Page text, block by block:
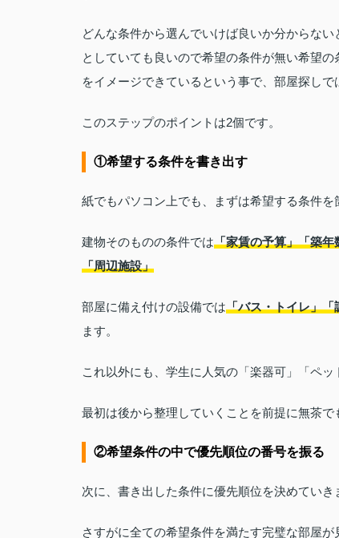
どんな条件から選んでいけば良いか分からな
としていても良いので希望の条件が無い希望
をイメージできているという事で、部屋探しで
このステップのポイントは2個です。
①希望する条件を書き出す
紙でもパソコン上でも、まずは希望する条件を
建物そのものの条件では「家賃の予算」「築
「周辺施設」
部屋に備え付けの設備では「バス・トイレ」「
ます。
これ以外にも、学生に人気の「楽器可」「ペ
最初は後から整理していくことを前提に無茶
②希望条件の中で優先順位の番号を振る
次に、書き出した条件に優先順位を決めていき
さすがに全ての希望条件を満たす完璧な部屋が